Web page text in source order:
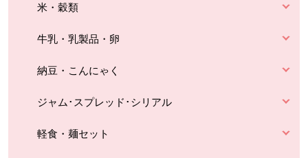
米・穀類
牛乳・乳製品・卵
納豆・こんにゃく
ジャム･スプレッド･シリアル
軽食・麺セット